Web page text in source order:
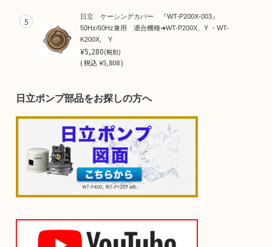
5
日立 ケーシングカバー 『WT-P200X-003』
50Hz/60Hz兼用 適合機種➜WT-P200X、Y ・WT-
K200X, Y
¥5,280(税別)
(税込¥5,808 )
日立ポンプ部品をお探しの方へ